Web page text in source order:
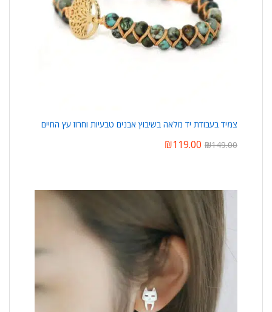
צמיד בעבודת יד מלאה בשיבוץ אבנים טבעיות וחרוז עץ החיים
₪119.00 ₪149.00